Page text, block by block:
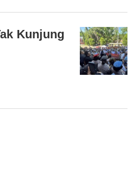
Kunjung